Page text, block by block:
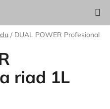
KOŠÍK
/ DUAL POWER Profesional
riad 1L